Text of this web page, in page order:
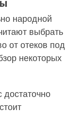
народной
выбрать
от отеков под
некоторых